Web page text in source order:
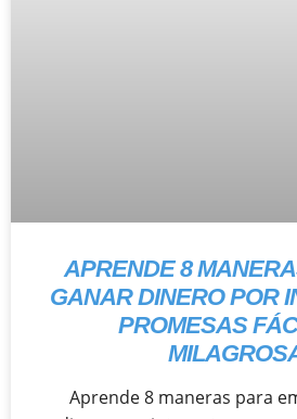
APRENDE 8
GANAR DINERO POR
PROMESAS
Aprende 8 maneras para